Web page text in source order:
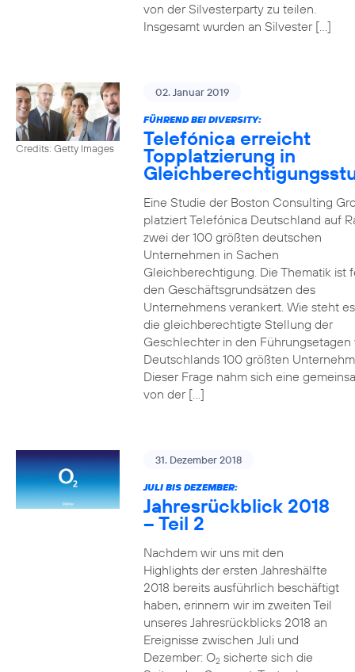
von der Silvesterparty zu teilen.
Insgesamt wurden an Silvester […]
Credits: Getty Images
02. Januar 2019
FÜHREND BEI DIVERSITY:
Telefónica erreicht
Topplatzierung in
Eine Studie der Boston Consulting
platziert Telefónica Deutschland auf
zwei der 100 größten deutschen
Unternehmen in Sachen
Gleichberechtigung. Die Thematik ist
den Geschäftsgrundsätzen des
Unternehmens verankert. Wie steht
die gleichberechtigte Stellung der
Geschlechter in den Führungsetagen
Deutschlands 100 größten
Dieser Frage nahm sich eine
von der […]
31. Dezember 2018
JULI BIS DEZEMBER:
Jahresrückblick 2018
– Teil 2
Nachdem wir uns mit den
Highlights der ersten Jahreshälfte
2018 bereits ausführlich beschäftigt
haben, erinnern wir im zweiten Teil
unseres Jahresrückblicks 2018 an
Ereignisse zwischen Juli und
Dezember: O2sicherte sich die